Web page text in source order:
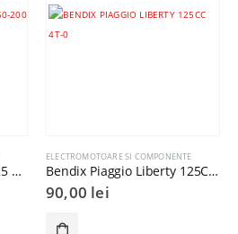
Bendix Pornire Kymco 125 150 200 cc
ELECTROMOTOARE SI COMPONENTE
Bendix Piaggio Liberty 125CC 4T 293799
90,00 lei